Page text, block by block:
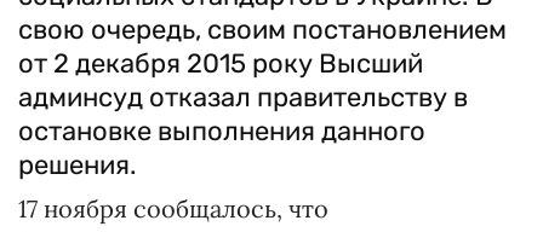
свою очередь, своим постановлением
от 2 декабря 2015 року Высший
админсуд отказал правительству в
остановке выполнения данного
решения.
17 ноября сообщалось, что